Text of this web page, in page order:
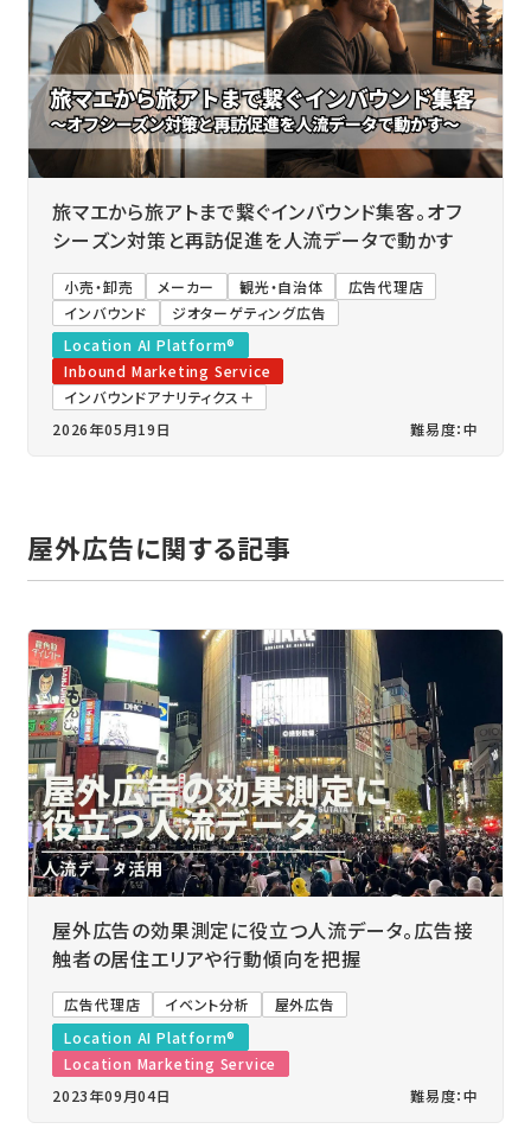
旅マエから旅アトまで繋ぐインバウンド集客。オフ
シーズン対策と再訪促進を人流データで動かす
小売・卸売 メーカー 観光・自治体
広告代理店
インバウンド
ジオターゲティング広告
Location AI Platform®
Inbound Marketing Service
インバウンドアナリティクス＋
2026年05月19日
難易度：中
屋外広告に関する記事
屋外広告の効果測定に役立つ人流データ。広告接
触者の居住エリアや行動傾向を把握
広告代理店 イベント分析
屋外広告
Location AI Platform®
Location Marketing Service
2023年09月04日
難易度：中